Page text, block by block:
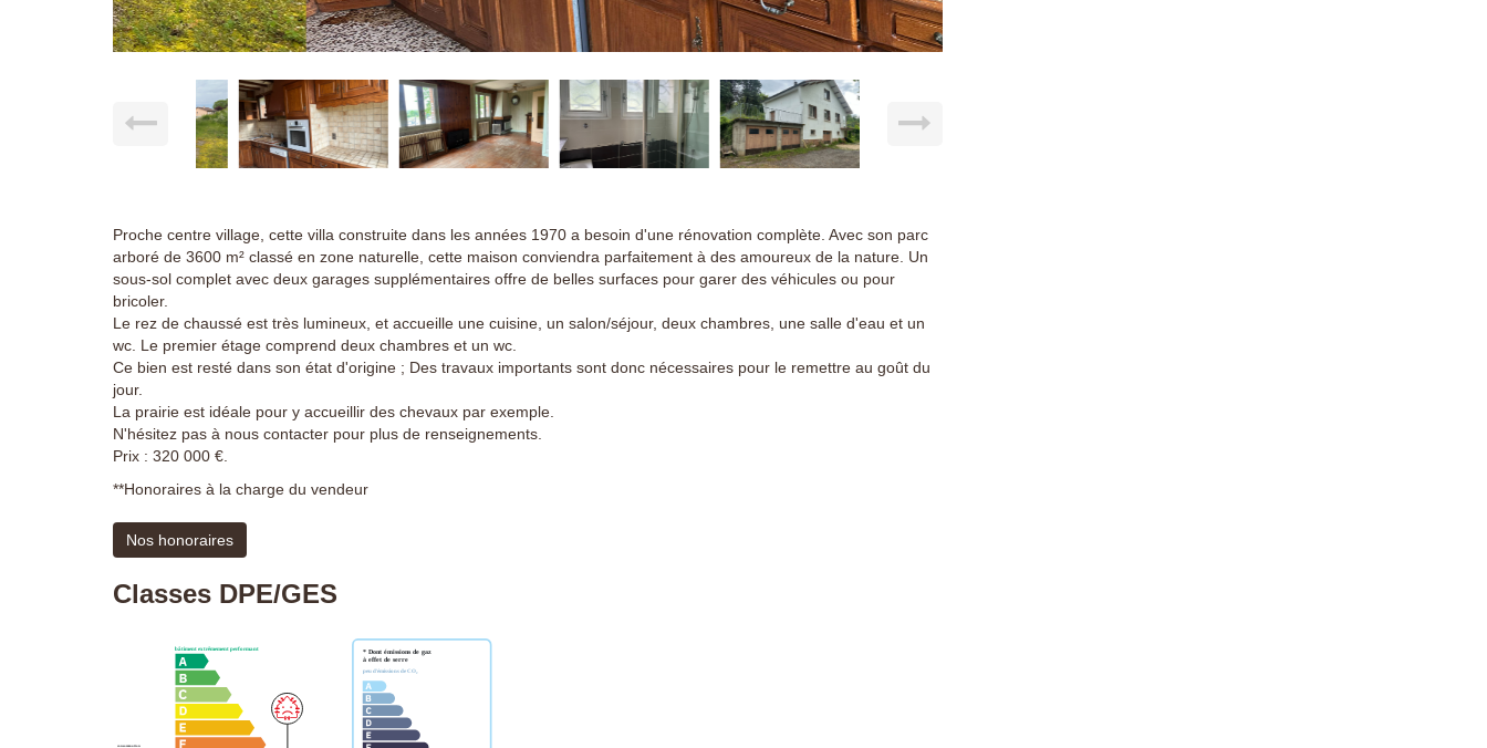
Proche centre village, cette villa construite dans les années 1970 a besoin d'une rénovation complète. Avec son parc
arboré de 3600 m² classé en zone naturelle, cette maison conviendra parfaitement à des amoureux de la nature. Un
sous-sol complet avec deux garages supplémentaires offre de belles surfaces pour garer des véhicules ou pour
bricoler.
Le rez de chaussé est très lumineux, et accueille une cuisine, un salon/séjour, deux chambres, une salle d'eau et un
wc. Le premier étage comprend deux chambres et un wc.
Ce bien est resté dans son état d'origine ; Des travaux importants sont donc nécessaires pour le remettre au goût du
jour.
La prairie est idéale pour y accueillir des chevaux par exemple.
N'hésitez pas à nous contacter pour plus de renseignements.
Prix : 320 000 €.
**Honoraires à la charge du vendeur
Nos honoraires
Classes DPE/GES